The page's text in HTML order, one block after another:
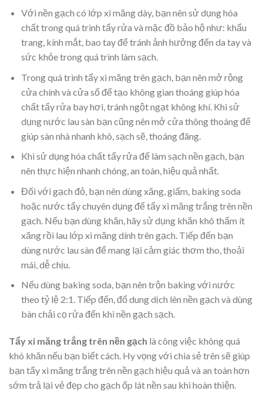
Với nền gạch có lớp xi măng dày, bạn nên sử dụng hóa
chất trong quá trình tẩy rửa và mặc đồ bảo hộ như: khẩu
trang, kính mắt, bao tay để tránh ảnh hưởng đến da tay và
sức khỏe trong quá trình làm sạch.
Trong quá trình tẩy xi măng trên gạch, bạn nên mở rộng
cửa chính và cửa sổ để tạo không gian thoáng giúp hóa
chất tẩy rửa bay hơi, tránh ngột ngạt không khí. Khi sử
dụng nước lau sàn bạn cũng nên mở cửa thông thoáng để
giúp sàn nhà nhanh khô, sạch sẽ, thoáng đãng.
Khi sử dụng hóa chất tẩy rửa để làm sạch nền gạch, bạn
nên thực hiện nhanh chóng, an toàn, hiệu quả nhất.
Đối với gạch đỏ, bạn nên dùng xăng, giấm, baking soda
hoặc nước tẩy chuyên dụng để tẩy xi măng trắng trên nền
gạch. Nếu bạn dùng khăn, hãy sử dụng khăn khô thấm ít
xăng rồi lau lớp xi măng dính trên gạch. Tiếp đến bạn
dùng nước lau sàn để mang lại cảm giác thơm tho, thoải
mái, dễ chịu.
Nếu dùng baking soda, bạn nên trộn baking với nước
theo tỷ lệ 2:1. Tiếp đến, đổ dung dịch lên nền gạch và dùng
bàn chải cọ rửa đến khi nền gạch sạch.
Tẩy xi măng trắng trên nền gạch là công việc không quá
khó khăn nếu bạn biết cách. Hy vọng với chia sẻ trên sẽ giúp
bạn tẩy xi măng trắng trên nền gạch hiệu quả và an toàn hơn
sớm trả lại vẻ đẹp cho gạch ốp lát nền sau khi hoàn thiện.